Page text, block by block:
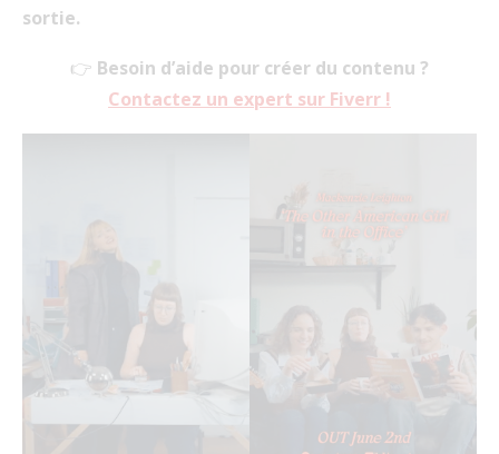
sortie.
👉 Besoin d’aide pour créer du contenu ?
Contactez un expert sur Fiverr !